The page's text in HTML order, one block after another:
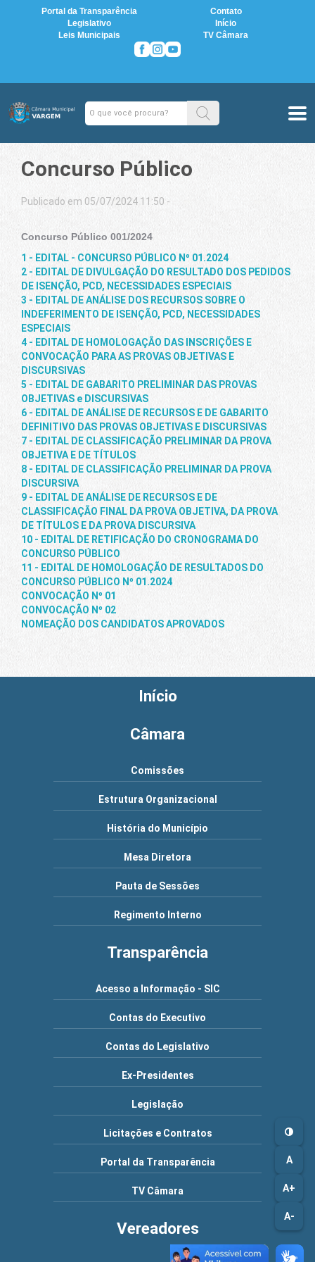
Portal da Transparência
Contato
Legislativo
Início
Leis Municipais
TV Câmara
A
A+
A-
Concurso Público
Publicado em 05/07/2024 11:50 -
Concurso Público 001/2024
1 - EDITAL - CONCURSO PÚBLICO Nº 01.2024
2 - EDITAL DE DIVULGAÇÃO DO RESULTADO DOS PEDIDOS
DE ISENÇÃO, PCD, NECESSIDADES ESPECIAIS
3 - EDITAL DE ANÁLISE DOS RECURSOS SOBRE O
INDEFERIMENTO DE ISENÇÃO, PCD, NECESSIDADES
ESPECIAIS
4 - EDITAL DE HOMOLOGAÇÃO DAS INSCRIÇÕES E
CONVOCAÇÃO PARA AS PROVAS OBJETIVAS E
DISCURSIVAS
5 - EDITAL DE GABARITO PRELIMINAR DAS PROVAS
OBJETIVAS e DISCURSIVAS
6 - EDITAL DE ANÁLISE DE RECURSOS E DE GABARITO
DEFINITIVO DAS PROVAS OBJETIVAS E DISCURSIVAS
7 - EDITAL DE CLASSIFICAÇÃO PRELIMINAR DA PROVA
OBJETIVA E DE TÍTULOS
8 - EDITAL DE CLASSIFICAÇÃO PRELIMINAR DA PROVA
DISCURSIVA
9 - EDITAL DE ANÁLISE DE RECURSOS E DE
CLASSIFICAÇÃO FINAL DA PROVA OBJETIVA, DA PROVA
DE TÍTULOS E DA PROVA DISCURSIVA
10 - EDITAL DE RETIFICAÇÃO DO CRONOGRAMA DO
CONCURSO PÚBLICO
11 - EDITAL DE HOMOLOGAÇÃO DE RESULTADOS DO
CONCURSO PÚBLICO Nº 01.2024
CONVOCAÇÃO Nº 01
CONVOCAÇÃO Nº 02
NOMEAÇÃO DOS CANDIDATOS APROVADOS
Início
Câmara
Comissões
Estrutura Organizacional
História do Município
Mesa Diretora
Pauta de Sessões
Regimento Interno
Transparência
Acesso a Informação - SIC
Contas do Executivo
Contas do Legislativo
Ex-Presidentes
Legislação
Licitações e Contratos
Portal da Transparência
TV Câmara
Vereadores